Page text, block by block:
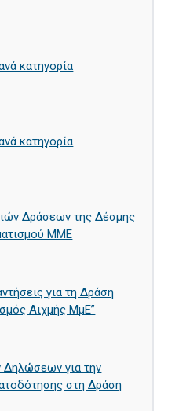
κατηγορία
κατηγορία
Δράσεων της Δέσμης
ΜΜΕ
για τη Δράση
Αιχμής ΜμΕ”
Δηλώσεων για την
στη Δράση